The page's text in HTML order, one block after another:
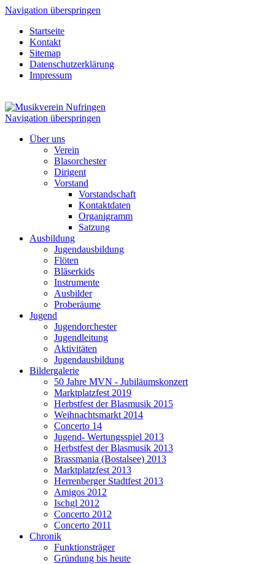
Navigation überspringen
Startseite
Kontakt
Sitemap
Datenschutzerklärung
Impressum
Navigation überspringen
Über uns
Verein
Blasorchester
Dirigent
Vorstand
Vorstandschaft
Kontaktdaten
Organigramm
Satzung
Ausbildung
Jugendausbildung
Flöten
Bläserkids
Instrumente
Ausbilder
Proberäume
Jugend
Jugendorchester
Jugendleitung
Aktivitäten
Jugendausbildung
Bildergalerie
50 Jahre MVN - Jubiläumskonzert
Marktplatzfest 2019
Herbstfest der Blasmusik 2015
Weihnachtsmarkt 2014
Concerto 14
Jugend- Wertungsspiel 2013
Herbstfest der Blasmusik 2013
Brassmania (Bostalsee) 2013
Marktplatzfest 2013
Herrenberger Stadtfest 2013
Amigos 2012
Ischgl 2012
Concerto 2012
Concerto 2011
Chronik
Funktionsträger
Gründung bis heute